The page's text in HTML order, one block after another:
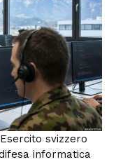
svizzero
informatica